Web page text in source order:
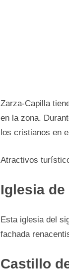
Zarza-Capilla
en la zona.
los cristianos en
Atractivos
Iglesia
Esta iglesia del
fachada
Castillo